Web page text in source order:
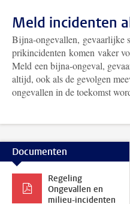
Meld incidenten
Bijna-ongevallen, gevaarlijke
prikincidenten komen vaker
Meld een bijna-ongeval,
altijd, ook als de gevolgen
ongevallen in de toekomst
Documenten
Regeling
Ongevallen en
milieu-incidenten